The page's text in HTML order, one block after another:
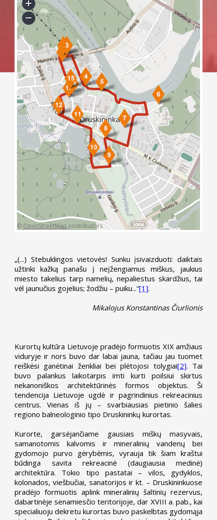
© OpenStreetMap contributors
„(...) Stebuklingos vietovės! Sunku įsivaizduoti: daiktais
užtinki kažką panašu į neįžengiamus miškus, jaukius
miesto takelius tarp namelių, nepaliestus skardžius, tai
vėl jaunučius gojelius; žodžiu – puiku...“[1].
Mikalojus Konstantinas Čiurlionis
Kurortų kultūra Lietuvoje pradėjo formuotis XIX amžiaus
viduryje ir nors buvo dar labai jauna, tačiau jau tuomet
reiškėsi ganėtinai ženkliai bei plėtojosi tolygiai[2]. Tai
buvo palankus laikotarpis imti kurti poilsiui skirtus
nekanoniškos architektūrinės formos objektus. Ši
tendencija Lietuvoje ugdė ir pagrindinius rekreacinius
centrus. Vienas iš jų – svarbiausias pietinio šalies
regiono balneologinio tipo Druskininkų kurortas.
Kurorte, garsėjančiame gausiais miškų masyvais,
samanotomis kalvomis ir mineralinių vandenų bei
gydomojo purvo gėrybėmis, vyrauja tik šiam kraštui
būdinga savita rekreacinė (daugiausia medinė)
architektūra. Tokio tipo pastatai – vilos, gydyklos,
kolonados, viešbučiai, sanatorijos ir kt. – Druskininkuose
pradėjo formuotis aplink mineralinių šaltinių rezervus,
dabartinėje senamiesčio teritorijoje, dar XVIII a. pab., kai
specialiuoju dekretu kurortas buvo paskelbtas gydomąja